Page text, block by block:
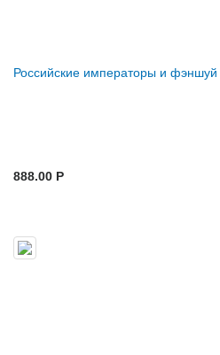
Российские императоры и фэншуй
888.00 P